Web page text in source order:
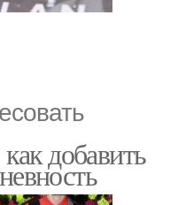
добавить